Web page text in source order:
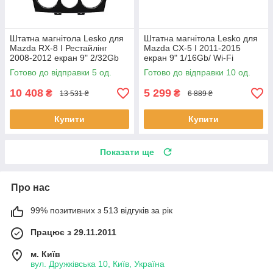
Штатна магнітола Lesko для
Mazda RX-8 I Рестайлінг
2008-2012 екран 9" 2/32Gb
4G Wi-Fi GPS Top 5 шт.
Готово до відправки 5 од.
10 408 ₴ 13 531 ₴
Купити
Штатна магнітола Lesko для
Mazda CX-5 I 2011-2015
екран 9" 1/16Gb/ Wi-Fi
Optima GPS Android Мазда
10 шт.
Готово до відправки 10 од.
5 299 ₴ 6 889 ₴
Купити
Показати ще
Про нас
99% позитивних з 513 відгуків за рік
Працює з 29.11.2011
м. Київ
вул. Дружківська 10, Київ, Україна